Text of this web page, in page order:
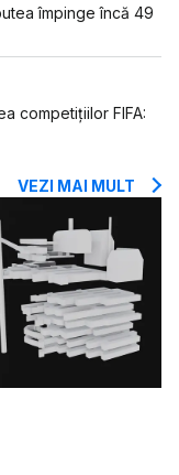
împinge încă 49
competițiilor FIFA:
VEZI MAI MULT